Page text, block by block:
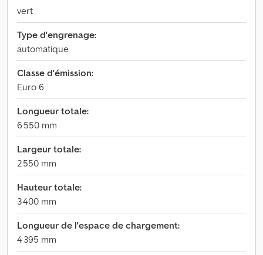
vert
Type d'engrenage:
automatique
Classe d'émission:
Euro 6
Longueur totale:
6 550 mm
Largeur totale:
2 550 mm
Hauteur totale:
3 400 mm
Longueur de l'espace de chargement:
4 395 mm